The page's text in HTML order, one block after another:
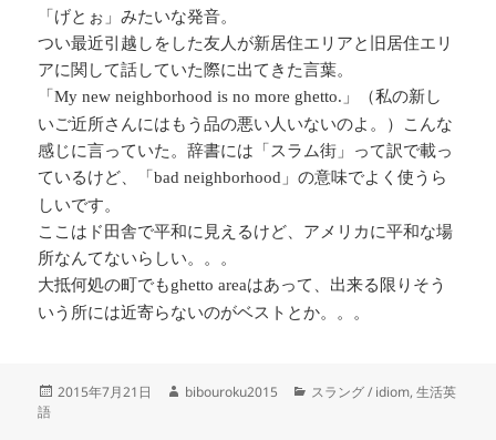
「げとぉ」みたいな発音。
つい最近引越しをした友人が新居住エリアと旧居住エリ
アに関して話していた際に出てきた言葉。
「My new neighborhood is no more ghetto. 」（私の新し
いご近所さんにはもう品の悪い人いないのよ。）こんな
感じに言っていた。辞書には「スラム街」って訳で載っ
ているけど、「bad neighborhood 」の意味でよく使うら
しいです。
ここはド田舎で平和に見えるけど、アメリカに平和な場
所なんてないらしい。。。
大抵何処の町でもghetto areaはあって、出来る限りそう
いう所には近寄らないのがベストとか。。。
投
2015年7月21日
作
bibouroku2015
カ
スラング / idiom,生活英
語